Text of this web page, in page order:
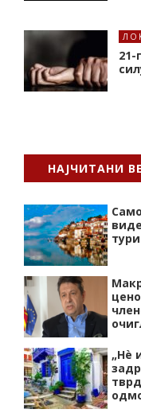
21-
НАЈЧИТАНИ
„Нѐ